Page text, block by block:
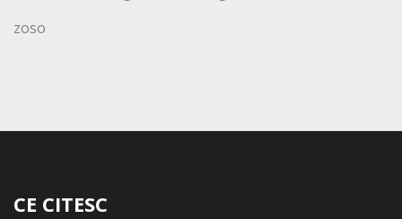
zoso
CE CITESC